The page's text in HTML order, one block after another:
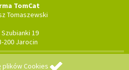
plików Cookies
TomCat
Tomaszewski
Szubianki 19
200 Jarocin
prawa zastrzeżone